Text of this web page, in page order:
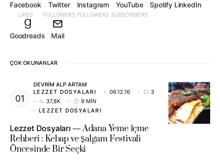
Facebook
LIKES
Twitter
FOLLOWERS
Instagram
FOLLOWERS
YouTube
SUBSCRIBERS
Spotify LinkedIn
Goodreads Mail
ÇOK OKUNANLAR
DEVRIM ALP ARTAM
LEZZET DOSYALARI
06.12.16
3
37,8K
9 MIN
LEZZET DOSYALARI
Lezzet Dosyaları
Adana Yeme İçme
Rehberi : Kebap ve Şalgam Festivali
Öncesinde Bir Seçki